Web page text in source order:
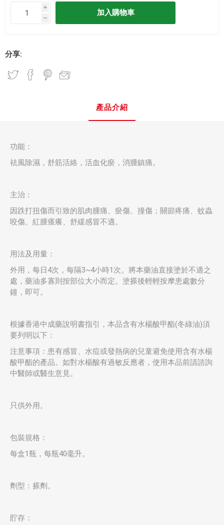
i
h
分享:
產品介紹
功能：
祛風除濕，舒筋活絡，活血化瘀，消腫鎮痛。
主治：
因跌打扭傷而引致的肌肉腫痛、瘀傷、撞傷；關節疼痛、蚊蟲
咬傷、紅腫瘙癢、舒緩感冒不適。
用法及用量：
外用，每日4次，每隔3~4小時1次。將本藥油直接塗於不適之
處，藥油多寡則按部位大小而定。塗搽後輕輕按摩患處數分
鐘，即可。
根據香港中成藥說明書指引，本品含有水楊酸甲酯(冬綠油)須
要列明以下：
注意事項：患有感冒、水痘或發熱病的兒童避免使用含有水楊
酸甲酯的產品。如對水楊酸有過敏反應者，使用本品前請諮詢
中醫師或醫生意見。
只供外用。
包裝規格：
每盒1瓶，每瓶40毫升。
劑型：搽劑。
貯存：